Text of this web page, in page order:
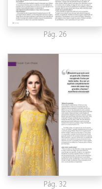
Pág. 26
Pág. 32